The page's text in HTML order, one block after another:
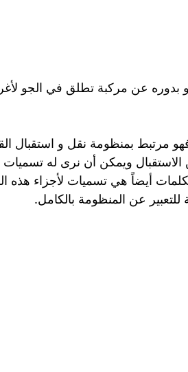
بدوره عن مركبة تطلق في الجو
مرتبط بمنظومة نقل و استقبال
الاستقبال ويمكن أن نرى له
أيضاً هي تسميات لأجزاء هذه
عن المنظومة بالكامل.